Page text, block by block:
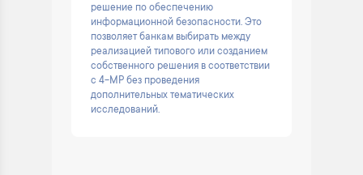
решение по обеспечению
информационной безопасности. Это
позволяет банкам выбирать между
реализацией типового или созданием
собственного решения в соответствии
с 4-МР без проведения
дополнительных тематических
исследований.